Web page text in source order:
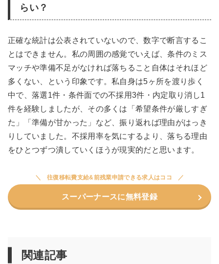
らい？
正確な統計は公表されていないので、数字で断言するこ
とはできません。私の周囲の感覚でいえば、条件のミス
マッチや準備不足がなければ落ちること自体はそれほど
多くない、という印象です。私自身は5ヶ所を渡り歩く
中で、落選1件・条件面での不採用3件・内定取り消し1
件を経験しましたが、その多くは「希望条件が厳しすぎ
た」「準備が甘かった」など、振り返れば理由がはっき
りしていました。不採用率を気にするより、落ちる理由
をひとつずつ潰していくほうが現実的だと思います。
往復移転費支給&前残業申請できる求人はココ
スーパーナースに無料登録
関連記事